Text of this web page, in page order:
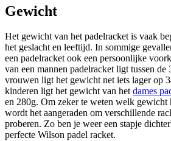
Gewicht
Het gewicht van het padelracket is vaak
het geslacht en leeftijd. In sommige
een padelracket ook een persoonlijke
van een mannen padelracket ligt tussen
vrouwen ligt het gewicht net iets lager op
kinderen ligt het gewicht van hetdames
en 280g. Om zeker te weten welk gewicht
wordt het aangeraden om verschillende
proberen. Zo ben je weer een stapje
perfecte Wilson padel racket.